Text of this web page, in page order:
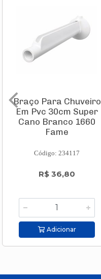
Braço Para Chuveiro
Em Pvc 30cm Super
Cano Branco 1660
Fame
Código: 234117
R$ 36,80
Adicionar